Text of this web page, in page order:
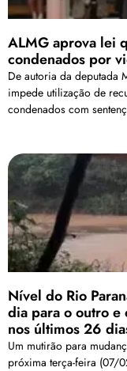
ALMG aprova lei
condenados por
De autoria da deputada
impede utilização de
condenados com
Nível do Rio
dia para o outro
nos últimos 26
Um mutirão para
próxima terça-feira (07/